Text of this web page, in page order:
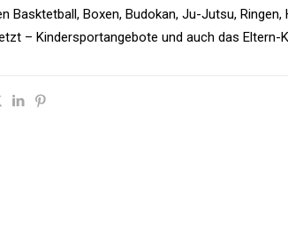
Basktetball, Boxen, Budokan, Ju-Jutsu,
– Kindersportangebote und auch das